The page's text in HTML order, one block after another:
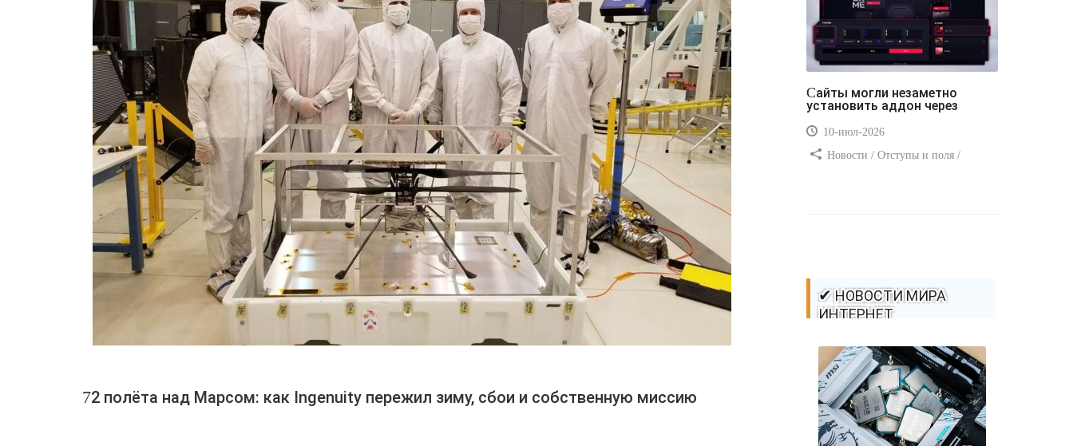
72 полёта над Марсом: как Ingenuity пережил зиму, сбои и собственную миссию
Сайты могли незаметно
установить аддон через
10-июл-2026
Новости / Отступы и поля /
✔ НОВОСТИ МИРА
ИНТЕРНЕТ